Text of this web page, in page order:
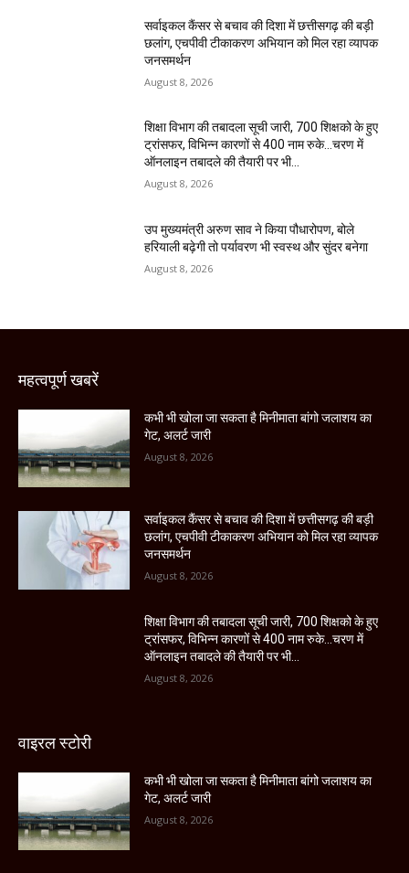
सर्वाइकल कैंसर से बचाव की दिशा में छत्तीसगढ़ की बड़ी
छलांग, एचपीवी टीकाकरण अभियान को मिल रहा व्यापक
जनसमर्थन
August 8, 2026
शिक्षा विभाग की तबादला सूची जारी, 700 शिक्षको के हुए
ट्रांसफर, विभिन्न कारणों से 400 नाम रुके…चरण में
ऑनलाइन तबादले की तैयारी पर भी...
August 8, 2026
उप मुख्यमंत्री अरुण साव ने किया पौधारोपण, बोले
हरियाली बढ़ेगी तो पर्यावरण भी स्वस्थ और सुंदर बनेगा
August 8, 2026
महत्वपूर्ण खबरें
कभी भी खोला जा सकता है मिनीमाता बांगो जलाशय का
गेट, अलर्ट जारी
August 8, 2026
सर्वाइकल कैंसर से बचाव की दिशा में छत्तीसगढ़ की बड़ी
छलांग, एचपीवी टीकाकरण अभियान को मिल रहा व्यापक
जनसमर्थन
August 8, 2026
शिक्षा विभाग की तबादला सूची जारी, 700 शिक्षको के हुए
ट्रांसफर, विभिन्न कारणों से 400 नाम रुके…चरण में
ऑनलाइन तबादले की तैयारी पर भी...
August 8, 2026
वाइरल स्टोरी
कभी भी खोला जा सकता है मिनीमाता बांगो जलाशय का
गेट, अलर्ट जारी
August 8, 2026